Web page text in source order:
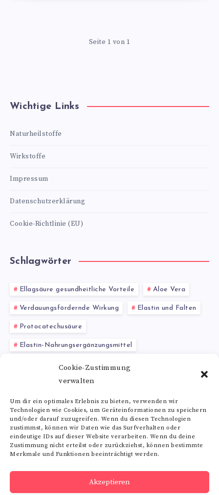
Cookie-Zustimmung
verwalten
Um dir ein optimales Erlebnis zu bieten, verwenden wir
Technologien wie Cookies, um Geräteinformationen zu speichern
und/oder darauf zuzugreifen. Wenn du diesen Technologien
zustimmst, können wir Daten wie das Surfverhalten oder
eindeutige IDs auf dieser Website verarbeiten. Wenn du deine
Zustimmung nicht erteilst oder zurückziehst, können bestimmte
Merkmale und Funktionen beeinträchtigt werden.
Akzeptieren
Seite 1 von 1
Wichtige Links
Naturheilstoffe
Wirkstoffe
Impressum
Datenschutzerklärung
Cookie-Richtlinie (EU)
Schlagwörter
Ellagsäure gesundheitliche Vorteile Aloe Vera
Verdauungsfördernde Wirkung Elastin und Falten
Protocatechusäure
Elastin-Nahrungsergänzungsmittel
Anthocyane Wirkung
Triterpensaponine
Alle Schlagwörter